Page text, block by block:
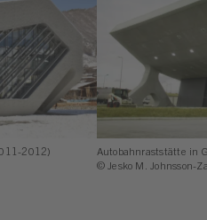
2012)
Autobahnraststätte in
© Jesko M. Johnsson-